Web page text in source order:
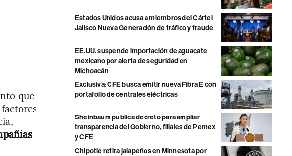
que
Estados Unidos acusa a miembros del Cártel
Jalisco Nueva Generación de tráfico y fraude
EE.UU. suspende importación de aguacate
mexicano por alerta de seguridad en
Michoacán
Exclusiva: CFE busca emitir nueva Fibra E con
portafolio de centrales eléctricas
Sheinbaum publica decreto para ampliar
transparencia del Gobierno, filiales de Pemex
y CFE
Chipotle retira jalapeños en Minnesota por